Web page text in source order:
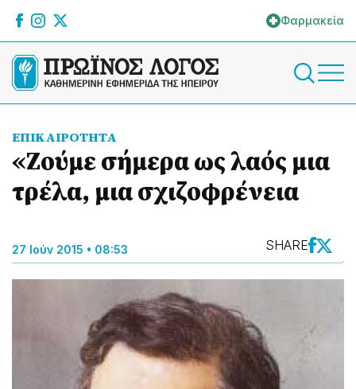
Φαρμακεία
ΕΠΙΚΑΙΡΟΤΗΤΑ
«Ζούμε σήμερα ως λαός μια
τρέλα, μια σχιζοφρένεια
27 Ιούν 2015 • 08:53 SHARE